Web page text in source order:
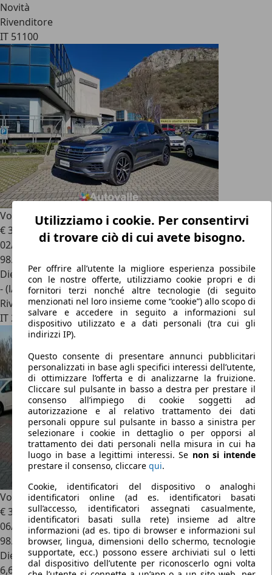
Utilizziamo i cookie. Per consentirvi
di trovare ciò di cui avete bisogno.
Per offrire all’utente la migliore esperienza possibile
con le nostre offerte, utilizziamo cookie propri e di
fornitori terzi nonché altre tecnologie (di seguito
menzionati nel loro insieme come “cookie”) allo scopo di
salvare e accedere in seguito a informazioni sul
dispositivo utilizzato e a dati personali (tra cui gli
indirizzi IP).
Questo consente di presentare annunci pubblicitari
personalizzati in base agli specifici interessi dell’utente,
di ottimizzare l’offerta e di analizzarne la fruizione.
Cliccare sul pulsante in basso a destra per prestare il
consenso all’impiego di cookie soggetti ad
autorizzazione e al relativo trattamento dei dati
personali oppure sul pulsante in basso a sinistra per
selezionare i cookie in dettaglio o per opporsi al
trattamento dei dati personali nella misura in cui ha
luogo in base a legittimi interessi. Se non si intende
prestare il consenso, cliccare qui.
Cookie, identificatori del dispositivo o analoghi
identificatori online (ad es. identificatori basati
sull’accesso, identificatori assegnati casualmente,
identificatori basati sulla rete) insieme ad altre
informazioni (ad es. tipo di browser e informazioni sul
browser, lingua, dimensioni dello schermo, tecnologie
supportate, ecc.) possono essere archiviati sul o letti
dal dispositivo dell’utente per riconoscerlo ogni volta
Novità
Rivenditore
IT 51100
Volkswagen Touareg3.0 V6 TDI SCR 170kW Elegance
€ 37.600
02/2021
98.832 km
Diesel
- (l/100 km)
Rivenditore
IT 25080
Volkswagen Touareg3.0 V6 tdi Advanced 231cv tiptronic
€ 35.8001
06/2020
98.000 km
Diesel
6,6 l/100 km (comb.)